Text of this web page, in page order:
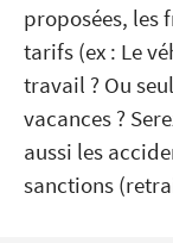
proposées, les
tarifs (ex : Le
travail ? Ou
vacances ?
aussi les
sanctions